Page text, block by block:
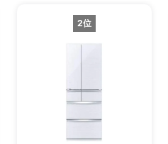
2位